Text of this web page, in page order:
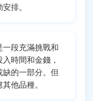
排。
段充滿挑戰和
時間和金錢，
的一部分。但
他品種。